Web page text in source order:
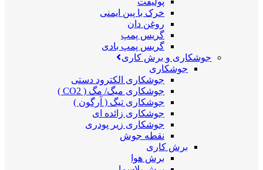
خرک با پین ایمنی
روغن دان
گریس پمپ
گریس پمپ بادی
جوشکاری و برش کاری
جوشکاری
جوشکاری الکترود دستی
جوشکاری میگ/ مگ ( CO2 )
جوشکاری تیگ ( آرگون )
جوشکاری زائده ای
جوشکاری زیر پودری
نقطه جوش
برش کاری
برش هوا